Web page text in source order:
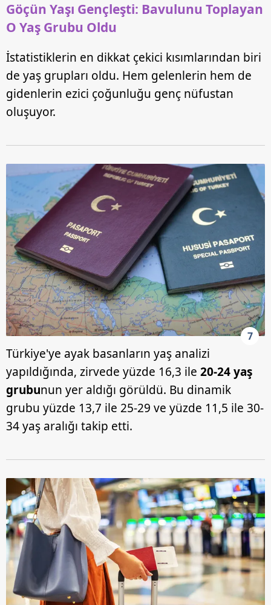
Göçün Yaşı Gençleşti: Bavulunu Toplayan
O Yaş Grubu Oldu
İstatistiklerin en dikkat çekici kısımlarından biri
de yaş grupları oldu. Hem gelenlerin hem de
gidenlerin ezici çoğunluğu genç nüfustan
oluşuyor.
7
Türkiye'ye ayak basanların yaş analizi
yapıldığında, zirvede yüzde 16,3 ile 20-24 yaş
grubunun yer aldığı görüldü. Bu dinamik
grubu yüzde 13,7 ile 25-29 ve yüzde 11,5 ile 30-
34 yaş aralığı takip etti.